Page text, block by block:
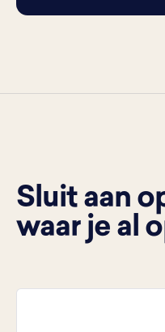
Sluit aan
waar je al